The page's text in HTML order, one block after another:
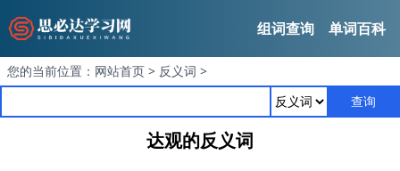
组词查询 单词百科
您的当前位置： 网站首页 > 反义词 >
查询
达观的反义词